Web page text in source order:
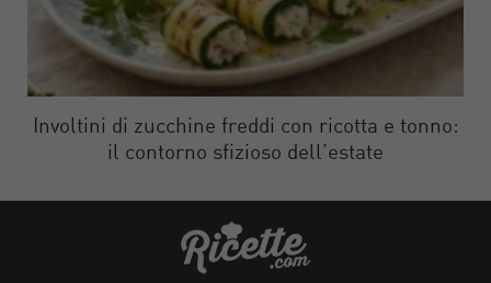
Involtini di zucchine freddi con ricotta e tonno:
il contorno sfizioso dell’estate